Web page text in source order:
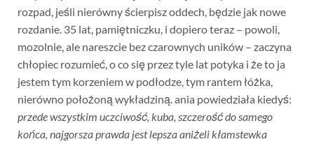
rozpad, jeśli nierówny ścierpisz oddech, będzie jak nowe
rozdanie. 35 lat, pamiętniczku, i dopiero teraz – powoli,
mozolnie, ale nareszcie bez czarownych uników – zaczyna
chłopiec rozumieć, o co się przez tyle lat potyka i że to ja
jestem tym korzeniem w podłodze, tym rantem łóżka,
nierówno położoną wykładziną. ania powiedziała kiedyś:
przede wszystkim uczciwość, kuba, szczerość do samego
końca, najgorsza prawda jest lepsza aniżeli kłamstewka